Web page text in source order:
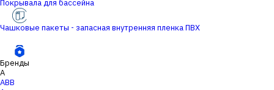
Покрывала для бассейна
Чашковые пакеты - запасная внутренняя пленка ПВХ
Бренды
A
ABB